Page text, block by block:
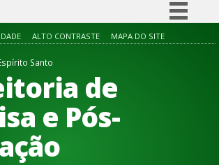
Simplifique!
Acesso à informação
Legislação
ALTO CONTRASTE MAPA DO SITE
Santo
de
e Pós-